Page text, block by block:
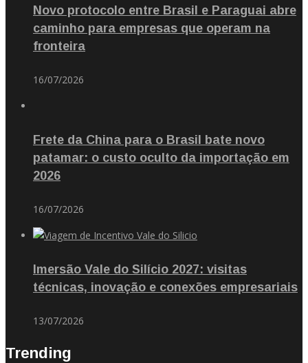
Novo protocolo entre Brasil e Paraguai abre
caminho para empresas que operam na
fronteira
16/07/2026
Frete da China para o Brasil bate novo
patamar: o custo oculto da importação em
2026
16/07/2026
Imersão Vale do Silício 2027: visitas
técnicas, inovação e conexões empresariais
13/07/2026
Trending